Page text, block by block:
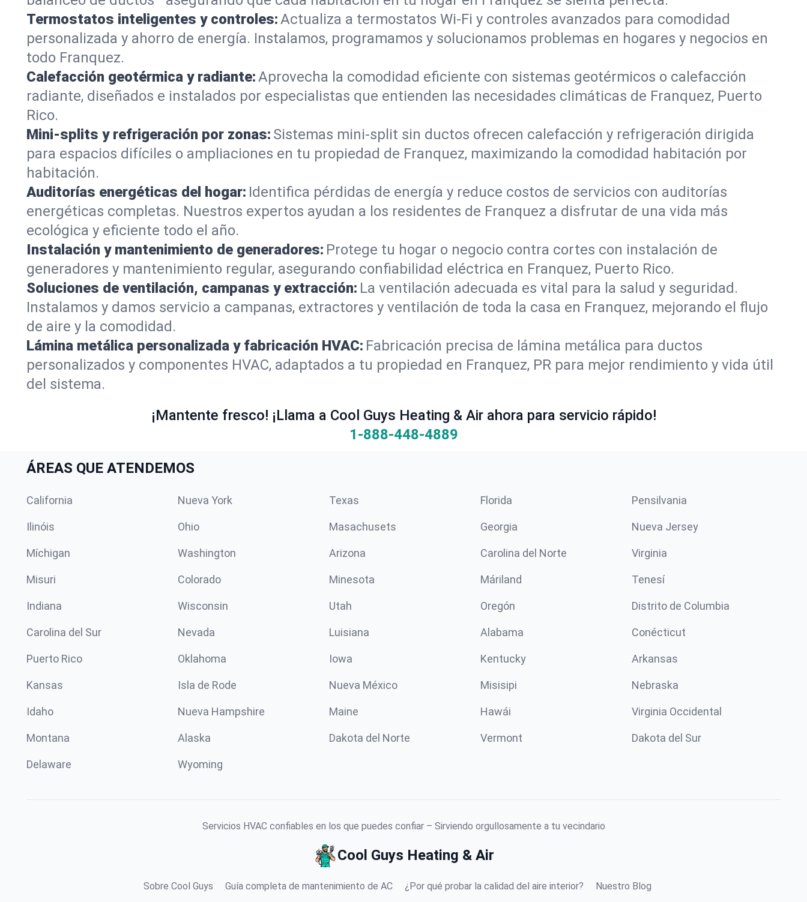
Termostatos inteligentes y controles:Actualiza a termostatos Wi-Fi y controles avanzados para comodidad
personalizada y ahorro de energía. Instalamos, programamos y solucionamos problemas en hogares y negocios en
todo Franquez.
Calefacción geotérmica y radiante:Aprovecha la comodidad eficiente con sistemas geotérmicos o calefacción
radiante, diseñados e instalados por especialistas que entienden las necesidades climáticas de Franquez, Puerto
Rico.
Mini-splits y refrigeración por zonas: Sistemas mini-split sin ductos ofrecen calefacción y refrigeración dirigida
para espacios difíciles o ampliaciones en tu propiedad de Franquez, maximizando la comodidad habitación por
habitación.
Auditorías energéticas del hogar: Identifica pérdidas de energía y reduce costos de servicios con auditorías
energéticas completas. Nuestros expertos ayudan a los residentes de Franquez a disfrutar de una vida más
ecológica y eficiente todo el año.
Instalación y mantenimiento de generadores: Protege tu hogar o negocio contra cortes con instalación de
generadores y mantenimiento regular, asegurando confiabilidad eléctrica en Franquez, Puerto Rico.
Soluciones de ventilación, campanas y extracción: La ventilación adecuada es vital para la salud y seguridad.
Instalamos y damos servicio a campanas, extractores y ventilación de toda la casa en Franquez, mejorando el flujo
de aire y la comodidad.
Lámina metálica personalizada y fabricación HVAC: Fabricación precisa de lámina metálica para ductos
personalizados y componentes HVAC, adaptados a tu propiedad en Franquez, PR para mejor rendimiento y vida útil
del sistema.
¡Mantente fresco! ¡Llama a Cool Guys Heating & Air ahora para servicio rápido!
1-888-448-4889
ÁREAS QUE ATENDEMOS
California Nueva York Texas Florida Pensilvania
Ilinóis Ohio Masachusets Georgia Nueva Jersey
Míchigan Washington Arizona Carolina del Norte Virginia
Misuri Colorado Minesota Máriland Tenesí
Indiana Wisconsin Utah Oregón Distrito de Columbia
Carolina del Sur Nevada Luisiana Alabama Conécticut
Puerto Rico Oklahoma Iowa Kentucky Arkansas
Kansas Isla de Rode Nueva México Misisipi Nebraska
Idaho Nueva Hampshire Maine Hawái Virginia Occidental
Montana Alaska Dakota del Norte Vermont Dakota del Sur
Delaware Wyoming
Servicios HVAC confiables en los que puedes confiar – Sirviendo orgullosamente a tu vecindario
Cool Guys Heating & Air
Sobre Cool Guys Guía completa de mantenimiento de AC ¿Por qué probar la calidad del aire interior? Nuestro Blog